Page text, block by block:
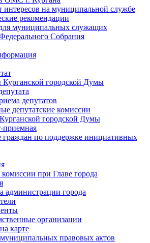
интересов на муниципальной службе
рекомендации
муниципальных служащих
Cобрания
Курганской городской Думы
депутатов
депутатские комиссии
городской Думы
приемная
граждан по поддержке инициативных
при Главе города
администрации города
организации
карте
правовых актов